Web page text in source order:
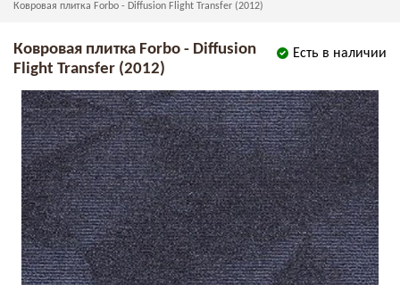
Ковровая плитка Forbo - Diffusion Flight Transfer (2012)
Есть в наличии
Ковровая плитка Forbo - Diffusion
Flight Transfer (2012)